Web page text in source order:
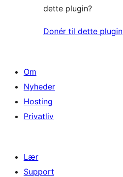
dette plugin?
Donér til dette plugin
Om
Nyheder
Hosting
Privatliv
Lær
Support